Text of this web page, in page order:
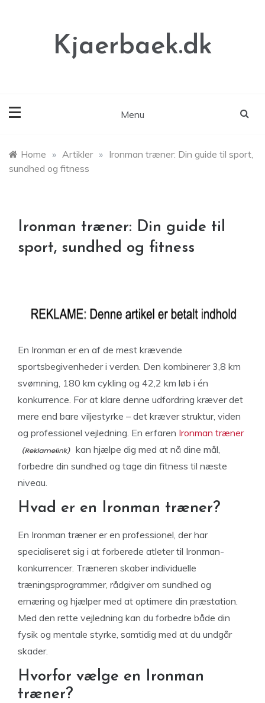
Kjaerbaek.dk
Menu
Home » Artikler » Ironman træner: Din guide til sport,
sundhed og fitness
Ironman træner: Din guide til
sport, sundhed og fitness
En Ironman er en af de mest krævende
sportsbegivenheder i verden. Den kombinerer 3,8 km
svømning, 180 km cykling og 42,2 km løb i én
konkurrence. For at klare denne udfordring kræver det
mere end bare viljestyrke – det kræver struktur, viden
og professionel vejledning. En erfaren Ironman træner
kan hjælpe dig med at nå dine mål,
forbedre din sundhed og tage din fitness til næste
niveau.
Hvad er en Ironman træner?
En Ironman træner er en professionel, der har
specialiseret sig i at forberede atleter til Ironman-
konkurrencer. Træneren skaber individuelle
træningsprogrammer, rådgiver om sundhed og
ernæring og hjælper med at optimere din præstation.
Med den rette vejledning kan du forbedre både din
fysik og mentale styrke, samtidig med at du undgår
skader.
Hvorfor vælge en Ironman
træner?